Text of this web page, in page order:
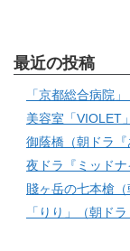
最近の投稿
「京都総合病院
美容室「VIOLET
御蔭橋（朝ドラ『
夜ドラ『ミッドナ
賤ヶ岳の七本槍（
「りり」（朝ド